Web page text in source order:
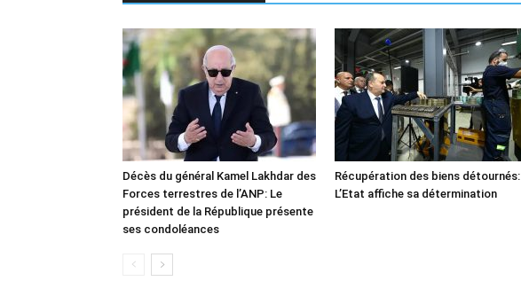
Décès du général Kamel Lakhdar des
Forces terrestres de l’ANP: Le
président de la République présente
ses condoléances
Récupération des biens détournés:
L’Etat affiche sa détermination